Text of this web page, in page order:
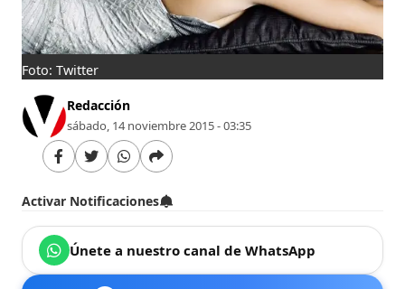
Foto: Twitter
Redacción
sábado, 14 noviembre 2015 - 03:35
Activar Notificaciones
Únete a nuestro canal de WhatsApp